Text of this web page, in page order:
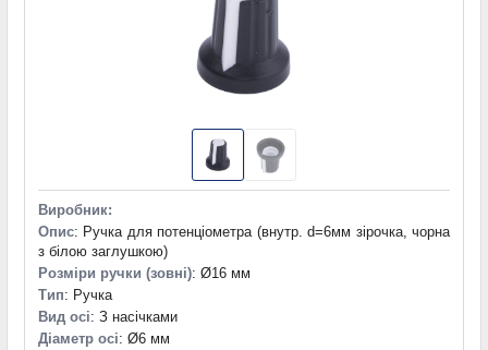
Виробник:
Опис: Ручка для потенціометра (внутр. d=6мм зірочка, чорна
з білою заглушкою)
Розміри ручки (зовні): Ø16 мм
Тип: Ручка
Вид осі: З насічками
Діаметр осі: Ø6 мм